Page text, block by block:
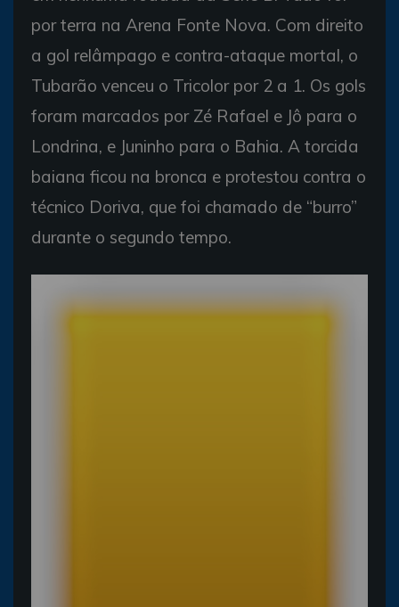
por terra na Arena Fonte Nova. Com direito
a gol relâmpago e contra-ataque mortal, o
Tubarão venceu o Tricolor por 2 a 1. Os gols
foram marcados por Zé Rafael e Jô para o
Londrina, e Juninho para o Bahia. A torcida
baiana ficou na bronca e protestou contra o
técnico Doriva, que foi chamado de “burro”
durante o segundo tempo.